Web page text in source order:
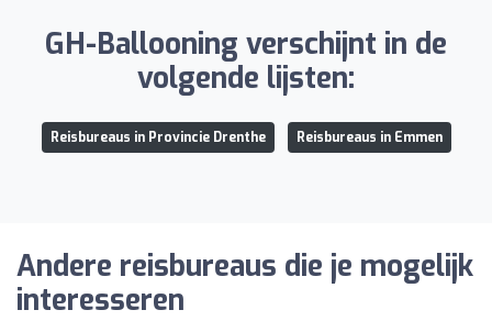
GH-Ballooning verschijnt in de
volgende lijsten:
Reisbureaus in Provincie Drenthe Reisbureaus in Emmen
Andere reisbureaus die je mogelijk
interesseren